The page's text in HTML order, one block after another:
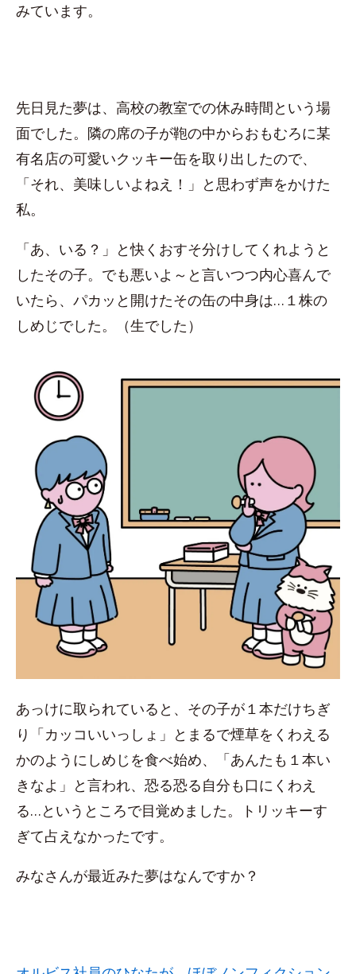
みています。
先日見た夢は、高校の教室での休み時間という場
面でした。隣の席の子が鞄の中からおもむろに某
有名店の可愛いクッキー缶を取り出したので、
「それ、美味しいよねえ！」と思わず声をかけた
私。
「あ、いる？」と快くおすそ分けしてくれようと
したその子。でも悪いよ～と言いつつ内心喜んで
いたら、パカッと開けたその缶の中身は…１株の
しめじでした。（生でした）
あっけに取られていると、その子が１本だけちぎ
り「カッコいいっしょ」とまるで煙草をくわえる
かのようにしめじを食べ始め、「あんたも１本い
きなよ」と言われ、恐る恐る自分も口にくわえ
る…というところで目覚めました。トリッキーす
ぎて占えなかったです。
みなさんが最近みた夢はなんですか？